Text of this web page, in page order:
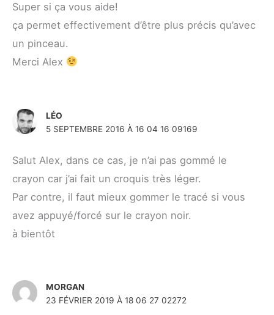
Super si ça vous aide!
ça permet effectivement d’être plus précis qu’avec
un pinceau.
Merci Alex
LÉO
5 SEPTEMBRE 2016 À 16 04 16 09169
Salut Alex, dans ce cas, je n’ai pas gommé le
crayon car j’ai fait un croquis très léger.
Par contre, il faut mieux gommer le tracé si vous
avez appuyé/forcé sur le crayon noir.
à bientôt
MORGAN
23 FÉVRIER 2019 À 18 06 27 02272